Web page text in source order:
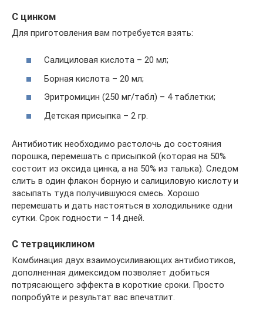
С цинком
Для приготовления вам потребуется взять:
Салициловая кислота – 20 мл;
Борная кислота – 20 мл;
Эритромицин (250 мг/табл) – 4 таблетки;
Детская присыпка – 2 гр.
Антибиотик необходимо растолочь до состояния
порошка, перемешать с присыпкой (которая на 50%
состоит из оксида цинка, а на 50% из талька). Следом
слить в один флакон борную и салициловую кислоту и
засыпать туда получившуюся смесь. Хорошо
перемешать и дать настояться в холодильнике одни
сутки. Срок годности – 14 дней.
С тетрациклином
Комбинация двух взаимоусиливающих антибиотиков,
дополненная димексидом позволяет добиться
потрясающего эффекта в короткие сроки. Просто
попробуйте и результат вас впечатлит.